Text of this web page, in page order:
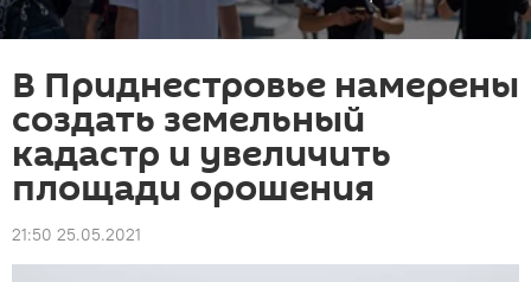
В Приднестровье намерены
создать земельный
кадастр и увеличить
площади орошения
21:50 25.05.2021